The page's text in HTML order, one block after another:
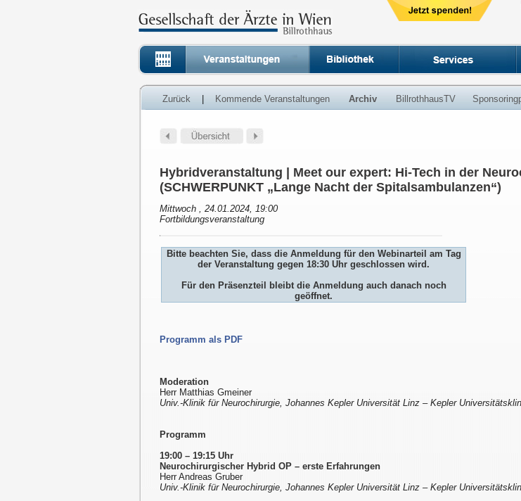
Zurück Kommende Veranstaltungen Archiv BillrothhausTV
Hybridveranstaltung | Meet our expert: Hi-Tech in der
(SCHWERPUNKT „Lange Nacht der Spitalsambulanzen“)
Mittwoch , 24.01.2024, 19:00
Fortbildungsveranstaltung
Bitte beachten Sie, dass die Anmeldung für den Webinarteil am Tag
der Veranstaltung gegen 18:30 Uhr geschlossen wird.
Für den Präsenzteil bleibt die Anmeldung auch danach noch
geöffnet.
Programm als PDF
Moderation
Herr Matthias Gmeiner
Univ.-Klinik für Neurochirurgie, Johannes Kepler Universität Linz – Kepler
Programm
19:00 – 19:15 Uhr
Neurochirurgischer Hybrid OP – erste Erfahrungen
Herr Andreas Gruber
Univ.-Klinik für Neurochirurgie, Johannes Kepler Universität Linz – Kepler